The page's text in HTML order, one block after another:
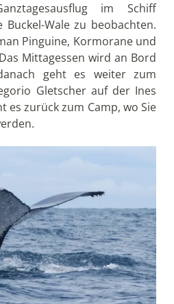
im Schiff
Wale zu beobachten.
Pinguine, Kormorane und
Mittagessen wird an Bord
geht es weiter zum
Gletscher auf der Ines
es zurück zum Camp, wo Sie